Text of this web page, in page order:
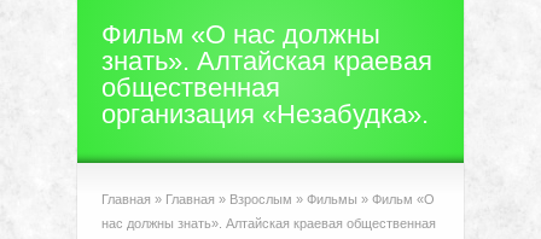
Фильм «О нас должны
знать». Алтайская краевая
общественная
организация «Незабудка».
Главная » Главная » Взрослым » Фильмы » Фильм «О
нас должны знать». Алтайская краевая общественная